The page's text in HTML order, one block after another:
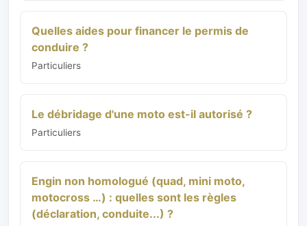
Quelles aides pour financer le permis de
conduire ?
Particuliers
Le débridage d'une moto est-il autorisé ?
Particuliers
Engin non homologué (quad, mini moto,
motocross …) : quelles sont les règles
(déclaration, conduite...) ?